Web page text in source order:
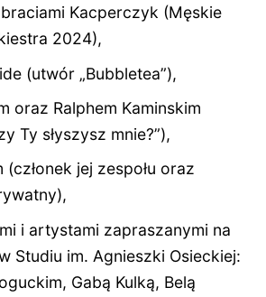
Kacperczyk (Męskie
2024),
(utwór „Bubbletea”),
oraz Ralphem Kaminskim
Ty słyszysz mnie?”),
(członek jej zespołu oraz
i artystami zapraszanymi na
Studiu im. Agnieszki Osieckiej:
Gabą Kulką, Belą